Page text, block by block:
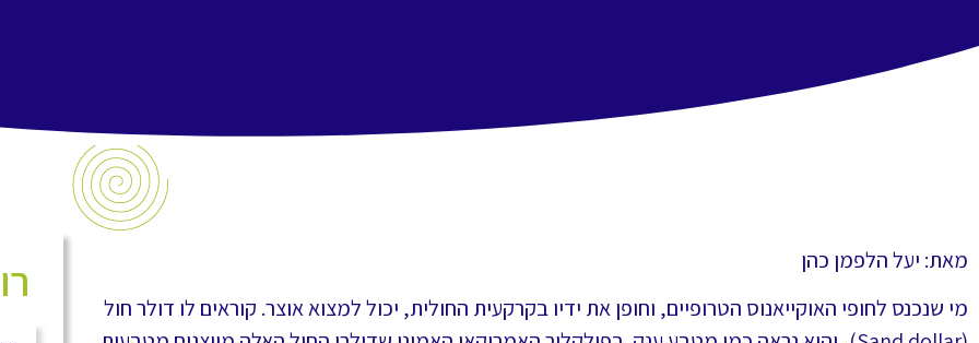
מאת: יעל הלפמן כהן
מי שנכנס לחופי האוקייאנוס הטרופיים, וחופן את ידיו בקרקעית החולית, יכול למצוא אוצר. קוראים לו דולר חול